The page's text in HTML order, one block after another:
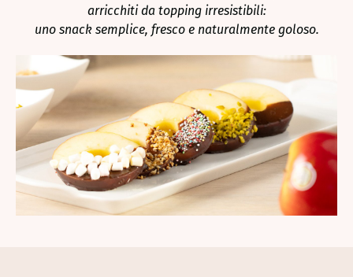
arricchiti da topping irresistibili:
uno snack semplice, fresco e naturalmente goloso.